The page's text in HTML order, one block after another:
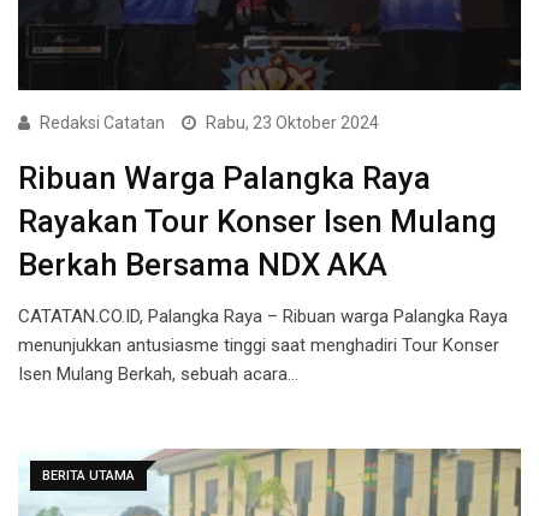
Redaksi Catatan Rabu, 23 Oktober 2024
Ribuan Warga Palangka Raya
Rayakan Tour Konser Isen Mulang
Berkah Bersama NDX AKA
CATATAN.CO.ID, Palangka Raya – Ribuan warga Palangka Raya
menunjukkan antusiasme tinggi saat menghadiri Tour Konser
Isen Mulang Berkah, sebuah acara…
BERITA UTAMA